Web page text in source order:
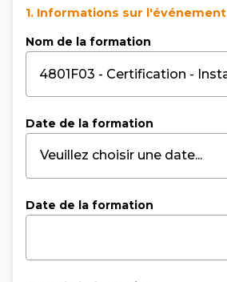
1. Informations sur l'événement
Nom de la formation
Date de la formation
Date de la formation